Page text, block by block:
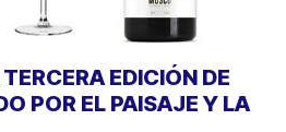
EDICIÓN DE
POR EL PAISAJE Y LA